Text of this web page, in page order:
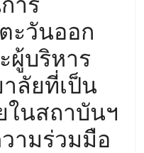
ะวันออก
ผู้บริหาร
ลัยที่เป็น
ในสถาบันฯ
ามร่วมมือ